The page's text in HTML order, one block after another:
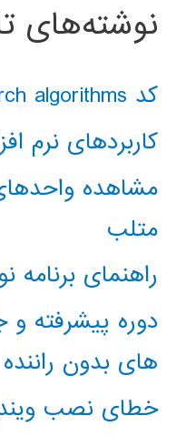
نوشته‌های
کد classical AI search algorithms
کاربردهای نرم
مشاهده
متلب
راهنمای
دوره پیشرفته
های بدون راننده
خطای نصب